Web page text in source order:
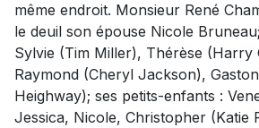
même endroit. Monsieur René
le deuil son épouse Nicole
Sylvie (Tim Miller), Thérèse (Harry
Raymond (Cheryl Jackson),
Heighway); ses petits-enfants :
Jessica, Nicole, Christopher (Katie